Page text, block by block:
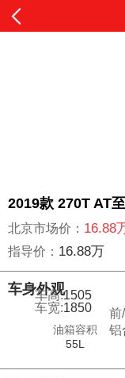
2019款 270T AT
北京市场价： 16.88
指导价： 16.88万
车身外观
车宽:1850
车高:1505
前
铝
油箱容积
55L